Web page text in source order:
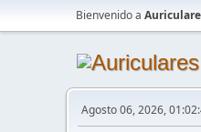
Bienvenido a
Agosto 06, 2026,